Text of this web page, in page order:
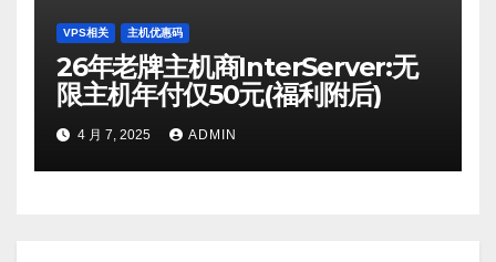
VPS相关 主机优惠码
26年老牌主机商InterServer:无
限主机年付仅50元(福利附后)
4 月 7, 2025 ADMIN